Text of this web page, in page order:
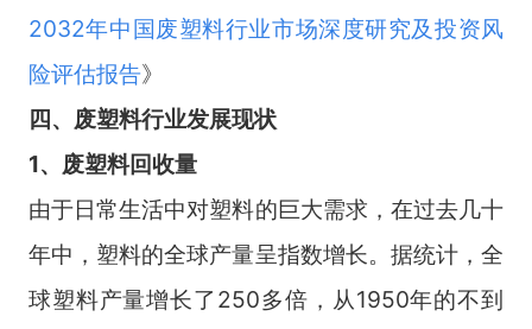
2032年中国废塑料行业市场深度研究及投资风
险评估报告》
四、 废塑料行业发展现状
1、废塑料回收量
由于日常生活中对塑料的巨大需求，在过去几十
年中，塑料的全球产量呈指数增长。据统计，全
球塑料产量增长了250多倍，从1950年的不到